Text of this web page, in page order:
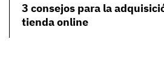
3 consejos para la
tienda online